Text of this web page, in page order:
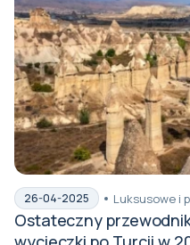
26-04-2025 Luksusowe i
Ostateczny